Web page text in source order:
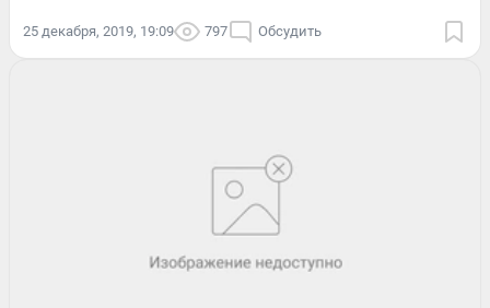
25 декабря, 2019, 19:09 797 Обсудить